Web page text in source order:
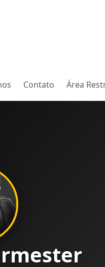
Contato Área